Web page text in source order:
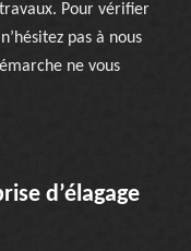
Pour vérifier
pas à nous
ne vous
d’élagage